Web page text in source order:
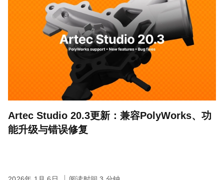
Artec Studio 20.3更新：兼容PolyWorks、功
能升级与错误修复